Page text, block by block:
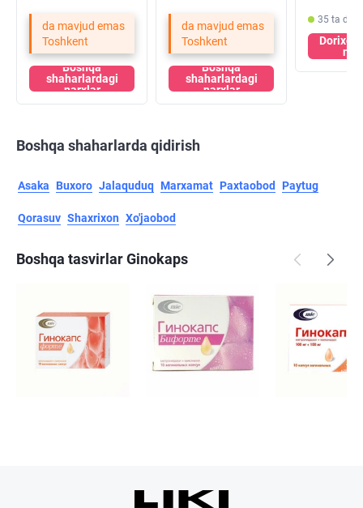
da mavjud emas
Toshkent
Boshqa
shaharlardagi
narxlar
da mavjud emas
Toshkent
Boshqa
shaharlardagi
narxlar
35 ta
Boshqa shaharlarda qidirish
Asaka Buxoro Jalaquduq Marxamat Paxtaobod Paytug
Qorasuv Shaxrixon Xo'jaobod
Boshqa tasvirlar Ginokaps